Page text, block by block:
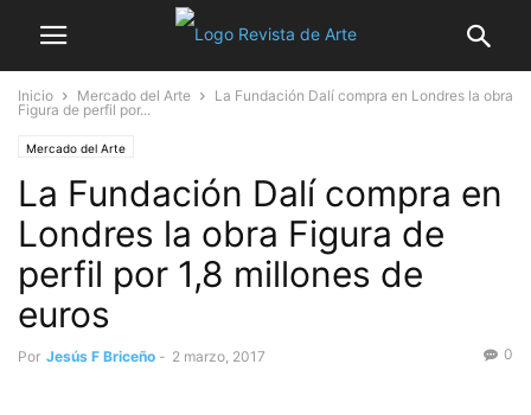
Inicio Mercado del Arte
La Fundación Dalí compra en Londres la obra
Figura de perfil por...
Mercado del Arte
La Fundación Dalí compra en
Londres la obra Figura de
perfil por 1,8 millones de
euros
Por Jesús F Briceño - 2 marzo, 2017 0